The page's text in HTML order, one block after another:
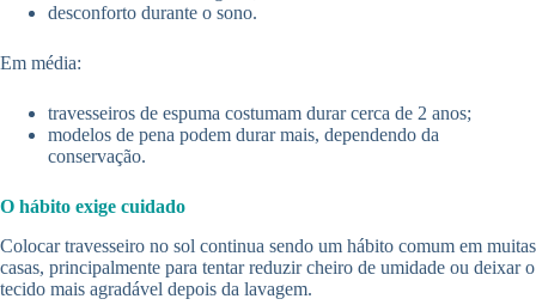
desconforto durante o sono.
Em média:
travesseiros de espuma costumam durar cerca de 2 anos;
modelos de pena podem durar mais, dependendo da
conservação.
O hábito exige cuidado
Colocar travesseiro no sol continua sendo um hábito comum em muitas
casas, principalmente para tentar reduzir cheiro de umidade ou deixar o
tecido mais agradável depois da lavagem.